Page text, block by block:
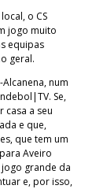
o CS
jogo muito
equipas
geral.
num
Se,
casa a seu
e que,
que tem um
Aveiro
grande da
e, por isso,